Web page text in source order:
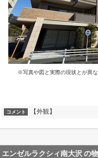
※写真や図と実際の現状とが異
コメント 【外観】
エンゼルラクシィ南大沢 の